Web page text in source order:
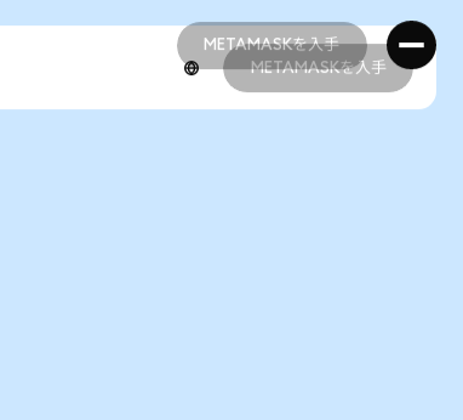
METAMASKを入手
METAMASKを入手
METAMASKを入手